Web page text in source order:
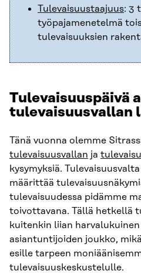
Tulevaisuustaajuus: 3
työpajamenetelmä
tulevaisuuksien
Tulevaisuuspäivä
tulevaisuusvallan
Tänä vuonna olemme
tulevaisuusvallan ja
kysymyksiä.
määrittää
tulevaisuudessa pidämme
toivottavana. Tällä hetkellä
kuitenkin liian
asiantuntijoiden joukko,
esille tarpeen
tulevaisuuskeskustelulle.